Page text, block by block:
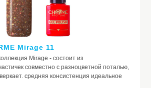
Mirage 11
Mirage - состоит из
совместно с разноцветной поталью,
средняя консистенция идеальное